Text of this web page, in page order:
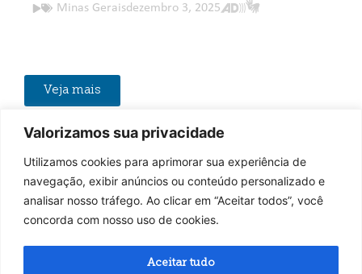
Valorizamos sua privacidade
Utilizamos cookies para aprimorar sua experiência de
navegação, exibir anúncios ou conteúdo personalizado e
analisar nosso tráfego. Ao clicar em “Aceitar todos”, você
concorda com nosso uso de cookies.
Aceitar tudo
Minas Geraisdezembro 3, 2025
Veja mais